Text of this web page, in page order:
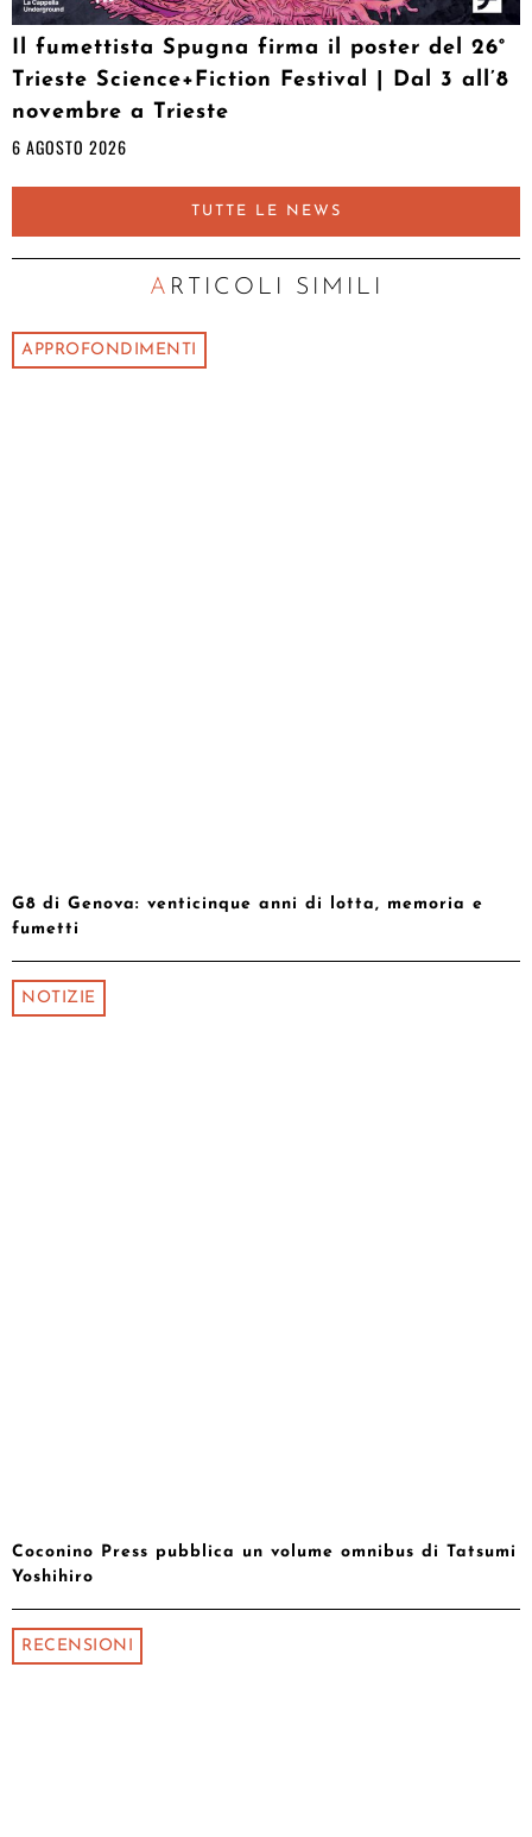
Il fumettista Spugna firma il poster del 26°
Trieste Science+Fiction Festival | Dal 3 all’8
novembre a Trieste
6 AGOSTO 2026
TUTTE LE NEWS
ARTICOLI SIMILI
APPROFONDIMENTI
G8 di Genova: venticinque anni di lotta, memoria e
fumetti
NOTIZIE
Coconino Press pubblica un volume omnibus di Tatsumi
Yoshihiro
RECENSIONI